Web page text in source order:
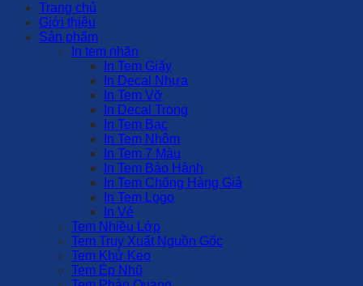
Trang chủ
Giới thiệu
Sản phẩm
In tem nhãn
In Tem Giấy
In Decal Nhựa
In Tem Vỡ
In Decal Trong
In Tem Bạc
In Tem Nhôm
In Tem 7 Màu
In Tem Bảo Hành
In Tem Chống Hàng Giả
In Tem Logo
In Vé
Tem Nhiều Lớp
Tem Truy Xuất Nguồn Gốc
Tem Khử Keo
Tem Ép Nhũ